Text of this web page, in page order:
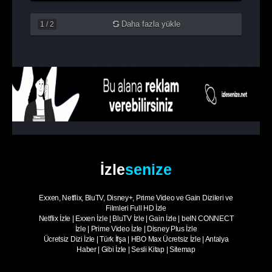
1 / 2 Daha fazla yükle
İzlesenize
Exxen, Netflix, BluTV, Disney+, Prime Video ve Gain Dizileri ve
Filmleri Full HD İzle
Netflix İzle | Exxen İzle | BluTV İzle |Gain İzle | beIN CONNECT
İzle | Prime Video İzle | Disney Plus İzle
Ücretsiz Dizi İzle |Türk İfşa | HBO Max Ücretsiz İzle | Antalya
Haber| Gibi İzle |Sesli Kitap| Sitemap